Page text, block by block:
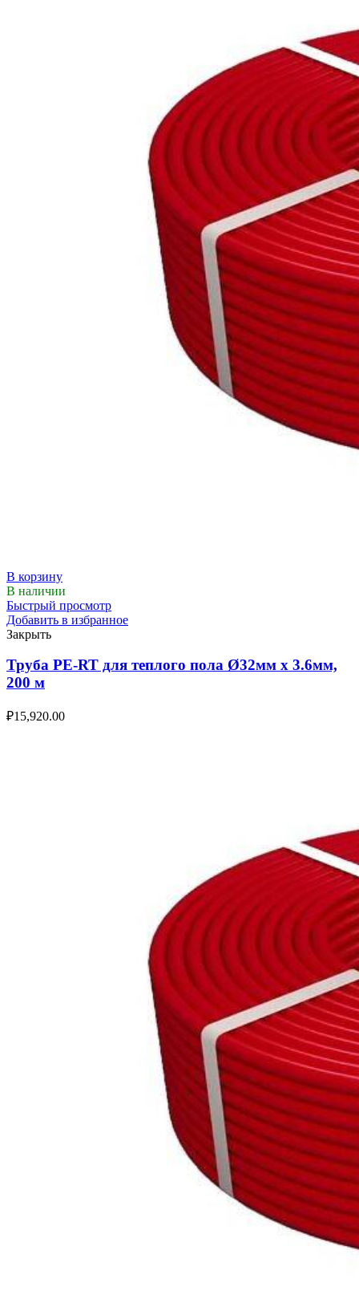
В корзину
В наличии
Быстрый просмотр
Добавить в избранное
Закрыть
Труба PE-RT для теплого пола Ø32мм х 3.6мм,
200 м
₽15,920.00